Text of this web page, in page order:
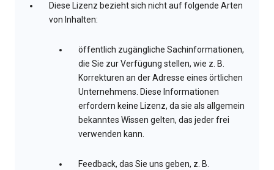
Diese Lizenz bezieht sich nicht auf folgende Arten
von Inhalten:
öffentlich zugängliche Sachinformationen,
die Sie zur Verfügung stellen, wie z. B.
Korrekturen an der Adresse eines örtlichen
Unternehmens. Diese Informationen
erfordern keine Lizenz, da sie als allgemein
bekanntes Wissen gelten, das jeder frei
verwenden kann.
Feedback, das Sie uns geben, z. B.